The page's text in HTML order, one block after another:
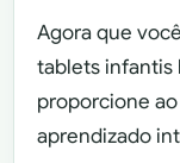
Agora que
tablets infantis
proporcione
aprendizado